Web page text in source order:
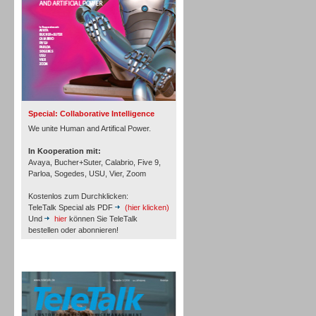
Special: Collaborative Intelligence
We unite Human and Artifical Power.
In Kooperation mit:
Avaya, Bucher+Suter, Calabrio, Five 9,
Parloa, Sogedes, USU, Vier, Zoom
Kostenlos zum Durchklicken:
TeleTalk Special als PDF
(hier klicken)
Und
hier können Sie TeleTalk
bestellen oder abonnieren!
Inbound